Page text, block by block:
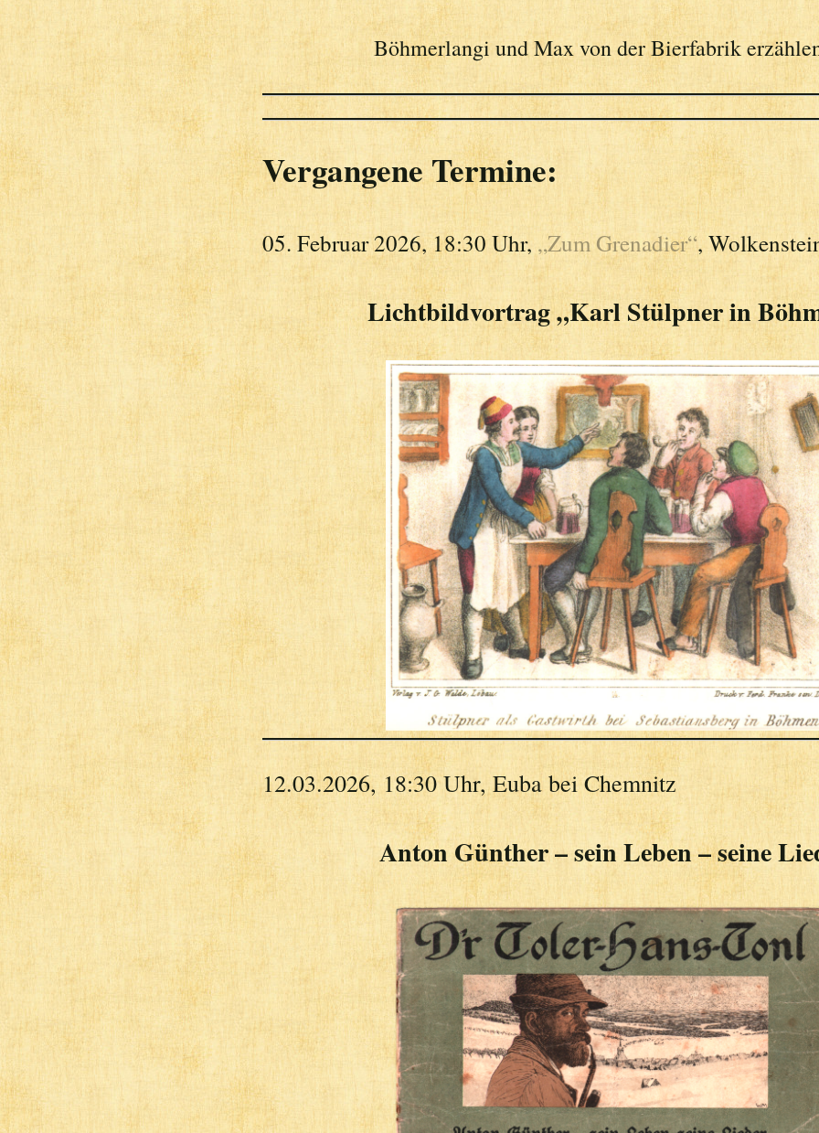
Böhmerlangi und Max von der Bierfabrik
Vergangene Termine:
05. Februar 2026, 18:30 Uhr, „Zum Grenadier“,
Lichtbildvortrag „Karl Stülpner in
12.03.2026, 18:30 Uhr, Euba bei Chemnitz
Anton Günther – sein Leben – seine